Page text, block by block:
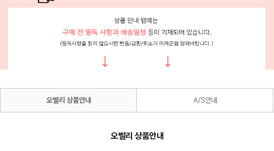
오벨리 상품안내 A/S안내
오벨리 상품안내